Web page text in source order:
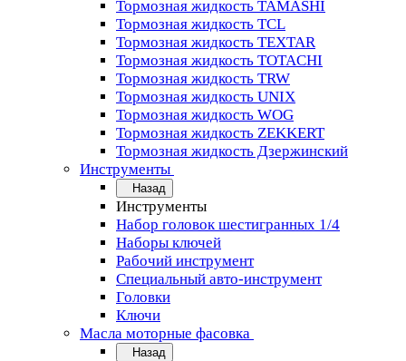
Тормозная жидкость TAMASHI
Тормозная жидкость TCL
Тормозная жидкость TEXTAR
Тормозная жидкость TOTACHI
Тормозная жидкость TRW
Тормозная жидкость UNIX
Тормозная жидкость WOG
Тормозная жидкость ZEKKERT
Тормозная жидкость Дзержинский
Инструменты
Назад
Инструменты
Набор головок шестигранных 1/4
Наборы ключей
Рабочий инструмент
Специальный авто-инструмент
Головки
Ключи
Масла моторные фасовка
Назад